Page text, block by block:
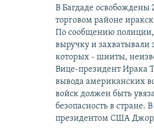
В Багдаде освобождены
торговом районе
По сообщению
выручку и
которых - шииты,
Вице-президент Ирака
вывода американских
войск должен быть
безопасность в
президентом США